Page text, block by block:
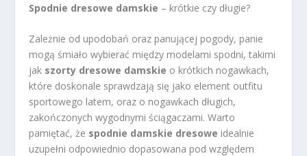
Spodnie dresowe damskie – krótkie czy długie?
Zależnie od upodobań oraz panującej pogody, panie
mogą śmiało wybierać między modelami spodni, takimi
jak szorty dresowe damskie o krótkich nogawkach,
które doskonale sprawdzają się jako element outfitu
sportowego latem, oraz o nogawkach długich,
zakończonych wygodnymi ściągaczami. Warto
pamiętać, że spodnie damskie dresowe idealnie
uzupełni odpowiednio dopasowana pod względem